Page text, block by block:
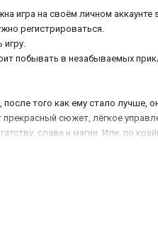
игра на своём личном аккаунте
регистрироваться.
побывать в незабываемых
того как ему стало лучше,
сюжет, лёгкое
славе и магии. Или, по